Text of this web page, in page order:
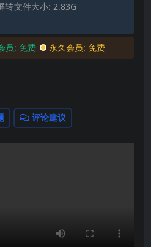
转文件大小: 2.83G
员: 免费 永久会员: 免费
评论建议